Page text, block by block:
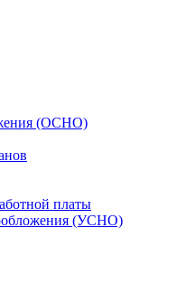
(ОСНО)
платы
(УСНО)